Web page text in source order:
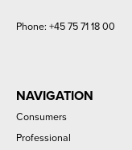
Phone: +45 75 71 18 00
NAVIGATION
Consumers
Professional